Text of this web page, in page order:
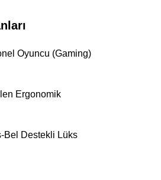
Oyuncu (Gaming)
Ergonomik
Bel Destekli Lüks